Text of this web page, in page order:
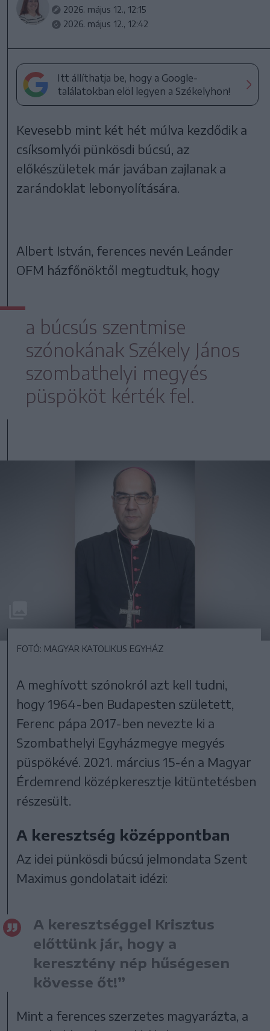
2026. május 12., 12:15
2026. május 12., 12:42
Itt állíthatja be, hogy a Google-
találatokban elöl legyen a Székelyhon!
Kevesebb mint két hét múlva kezdődik a
csíksomlyói pünkösdi búcsú, az
előkészületek már javában zajlanak a
zarándoklat lebonyolítására.
Albert István, ferences nevén Leánder
OFM házfőnöktől megtudtuk, hogy
a búcsús szentmise
szónokának Székely János
szombathelyi megyés
püspököt kérték fel.
FOTÓ: MAGYAR KATOLIKUS EGYHÁZ
A meghívott szónokról azt kell tudni,
hogy 1964-ben Budapesten született,
Ferenc pápa 2017-ben nevezte ki a
Szombathelyi Egyházmegye megyés
püspökévé. 2021. március 15-én a Magyar
Érdemrend középkeresztje kitüntetésben
részesült.
A keresztség középpontban
Az idei pünkösdi búcsú jelmondata Szent
Maximus gondolatait idézi:
A keresztséggel Krisztus
előttünk jár, hogy a
keresztény nép hűségesen
kövesse őt!”
Mint a ferences szerzetes magyarázta, a